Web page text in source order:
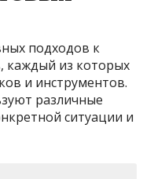
подходов к
каждый из которых
и инструментов.
различные
ситуации и